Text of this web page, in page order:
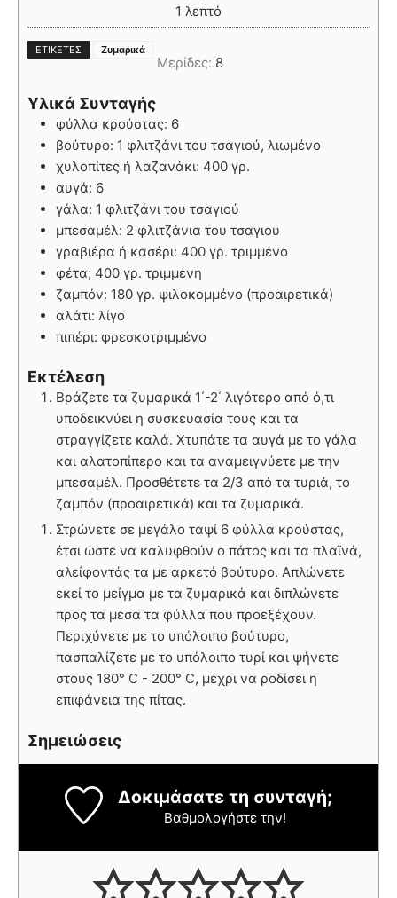
1 λεπτό
ΕΤΙΚΈΤΕΣ Ζυμαρικά
Μερίδες: 8
Υλικά Συνταγής
φύλλα κρούστας: 6
βούτυρο: 1 φλιτζάνι του τσαγιού, λιωμένο
χυλοπίτες ή λαζανάκι: 400 γρ.
αυγά: 6
γάλα: 1 φλιτζάνι του τσαγιού
μπεσαμέλ: 2 φλιτζάνια του τσαγιού
γραβιέρα ή κασέρι: 400 γρ. τριμμένο
φέτα; 400 γρ. τριμμένη
ζαμπόν: 180 γρ. ψιλοκομμένο (προαιρετικά)
αλάτι: λίγο
πιπέρι: φρεσκοτριμμένο
Εκτέλεση
Βράζετε τα ζυμαρικά 1΄-2΄ λιγότερο από ό,τι
υποδεικνύει η συσκευασία τους και τα
στραγγίζετε καλά. Χτυπάτε τα αυγά με το γάλα
και αλατοπίπερο και τα αναμειγνύετε με την
μπεσαμέλ. Προσθέτετε τα 2/3 από τα τυριά, το
ζαμπόν (προαιρετικά) και τα ζυμαρικά.
Στρώνετε σε μεγάλο ταψί 6 φύλλα κρούστας,
έτσι ώστε να καλυφθούν ο πάτος και τα πλαϊνά,
αλείφοντάς τα με αρκετό βούτυρο. Απλώνετε
εκεί το μείγμα με τα ζυμαρικά και διπλώνετε
προς τα μέσα τα φύλλα που προεξέχουν.
Περιχύνετε με το υπόλοιπο βούτυρο,
πασπαλίζετε με το υπόλοιπο τυρί και ψήνετε
στους 180° C - 200° C, μέχρι να ροδίσει η
επιφάνεια της πίτας.
Σημειώσεις
Δοκιμάσατε τη συνταγή;
Βαθμολογήστε την!